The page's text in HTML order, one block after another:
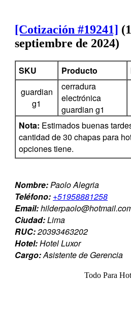
[Cotización #19241]
septiembre de 2024)
SKU Producto
guardian
g1
cerradura
electrónica
guardian g1
Nota: Estimados buenas
cantidad de 30 chapas para
opciones tiene.
Nombre:Paolo Alegria
Teléfono: +51958881258
Email:
Ciudad:Lima
RUC:20393463202
Hotel:Hotel Luxor
Cargo:Asistente de Gerencia
Todo Para